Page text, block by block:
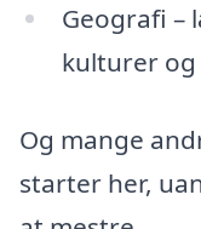
Geografi –
kulturer og
Og mange
starter her,